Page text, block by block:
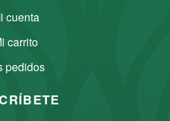
cuenta
carrito
pedidos